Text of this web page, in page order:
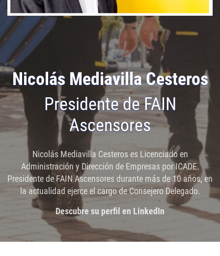
Nicolás Mediavilla Cesteros
Presidente de FAIN
Ascensores
Nicolás Mediavilla Cesteros es Licenciado en
Administración y Dirección de Empresas por ICADE.
Presidente de FAIN Ascensores durante más de 10 años, en
la actualidad ejerce el cargo de Consejero Delegado.
Descubre su perfil en LinkedIn